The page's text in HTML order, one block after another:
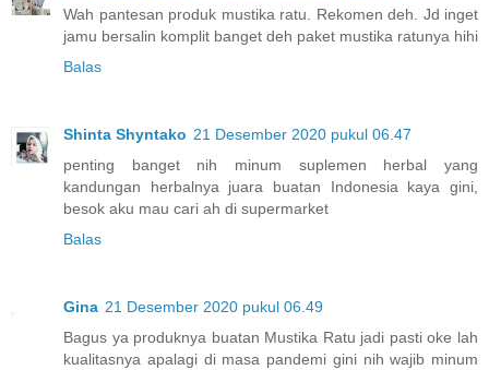
Wah pantesan produk mustika ratu. Rekomen deh. Jd inget
jamu bersalin komplit banget deh paket mustika ratunya hihi
Balas
Shinta Shyntako 21 Desember 2020 pukul 06.47
penting banget nih minum suplemen herbal yang
kandungan herbalnya juara buatan Indonesia kaya gini,
besok aku mau cari ah di supermarket
Balas
Gina 21 Desember 2020 pukul 06.49
Bagus ya produknya buatan Mustika Ratu jadi pasti oke lah
kualitasnya apalagi di masa pandemi gini nih wajib minum